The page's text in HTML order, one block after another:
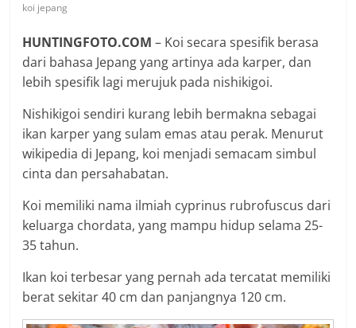
koi jepang
HUNTINGFOTO.COM – Koi secara spesifik berasa
dari bahasa Jepang yang artinya ada karper, dan
lebih spesifik lagi merujuk pada nishikigoi.
Nishikigoi sendiri kurang lebih bermakna sebagai
ikan karper yang sulam emas atau perak. Menurut
wikipedia di Jepang, koi menjadi semacam simbul
cinta dan persahabatan.
Koi memiliki nama ilmiah cyprinus rubrofuscus dari
keluarga chordata, yang mampu hidup selama 25-
35 tahun.
Ikan koi terbesar yang pernah ada tercatat memiliki
berat sekitar 40 cm dan panjangnya 120 cm.